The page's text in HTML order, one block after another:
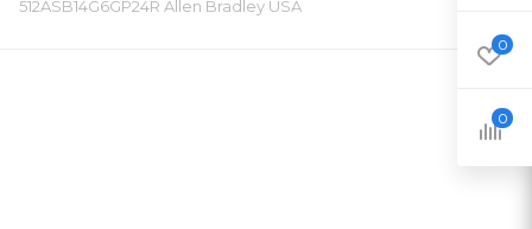
512ASB14G6GP24R Allen Bradley USA
0
0